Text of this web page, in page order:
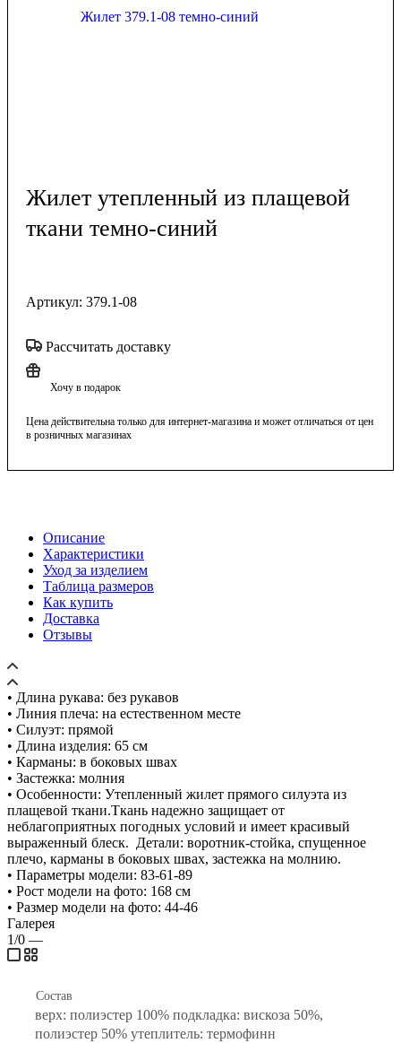
Жилет утепленный из плащевой
ткани темно-синий
Артикул: 379.1-08
Рассчитать доставку
Хочу в подарок
Цена действительна только для интернет-магазина и может отличаться от цен
в розничных магазинах
Описание
Характеристики
Уход за изделием
Таблица размеров
Как купить
Доставка
Отзывы
• Длина рукава: без рукавов
• Линия плеча: на естественном месте
• Силуэт: прямой
• Длина изделия: 65 см
• Карманы: в боковых швах
• Застежка: молния
• Особенности: Утепленный жилет прямого силуэта из
плащевой ткани.Ткань надежно защищает от
неблагоприятных погодных условий и имеет красивый
выраженный блеск. Детали: воротник-стойка, спущенное
плечо, карманы в боковых швах, застежка на молнию.
• Параметры модели: 83-61-89
• Рост модели на фото: 168 см
• Размер модели на фото: 44-46
Галерея
1/0 —
Состав
верх: полиэстер 100% подкладка: вискоза 50%,
полиэстер 50% утеплитель: термофинн